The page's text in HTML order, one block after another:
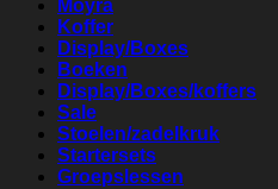
Moyra
Koffer
Display/Boxes
Boeken
Display/Boxes/koffers
Sale
Stoelen/zadelkruk
Startersets
Groepslessen